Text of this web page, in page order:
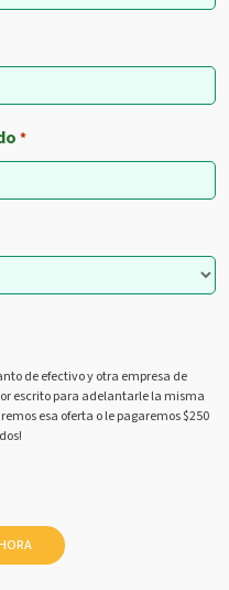
*
de efectivo y otra empresa de
escrito para adelantarle la misma
esa oferta o le pagaremos $250